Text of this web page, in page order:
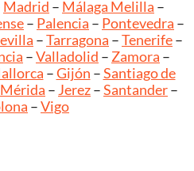
Madrid – Málaga Melilla –
– Palencia – Pontevedra –
–Tarragona –Tenerife–
–Valladolid –Zamora –
–Gijón –Santiago de
Mérida –Jerez–Santander–
–Vigo